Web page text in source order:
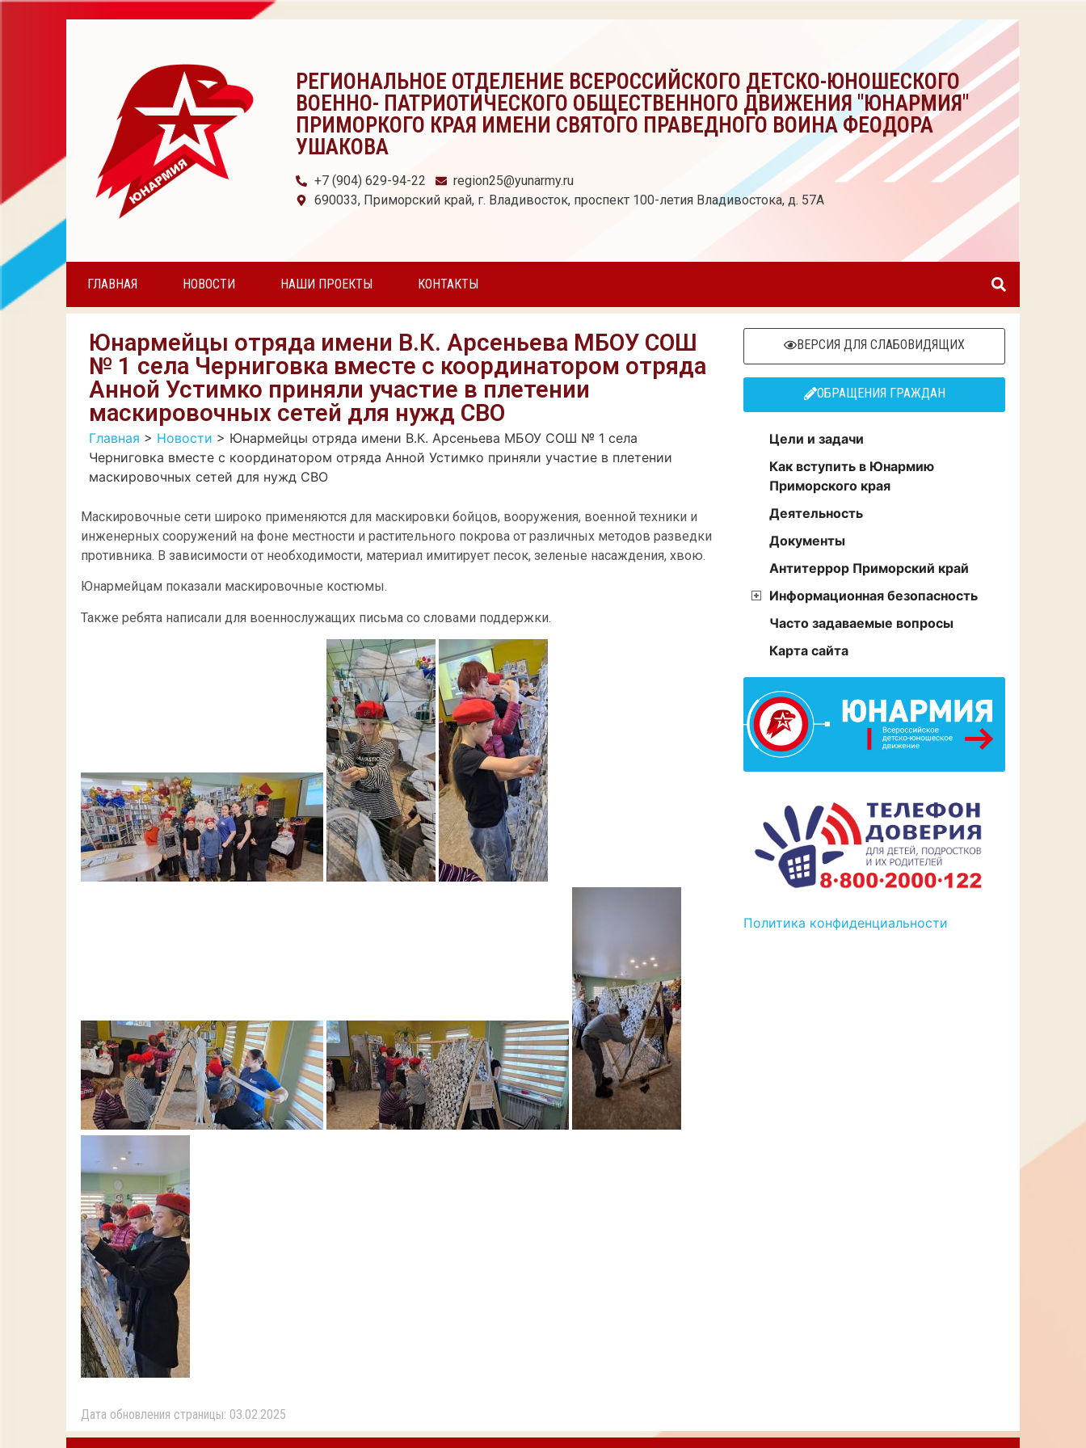
РЕГИОНАЛЬНОЕ ОТДЕЛЕНИЕ ВСЕРОССИЙСКОГО ДЕТСКО-ЮНОШЕСКОГО
ВОЕННО- ПАТРИОТИЧЕСКОГО ОБЩЕСТВЕННОГО ДВИЖЕНИЯ "ЮНАРМИЯ"
ПРИМОРКОГО КРАЯ ИМЕНИ СВЯТОГО ПРАВЕДНОГО ВОИНА ФЕОДОРА
УШАКОВА
+7 (904) 629-94-22
region25@yunarmy.ru
690033, Приморский край, г. Владивосток, проспект 100-летия Владивостока, д. 57А
ГЛАВНАЯ НОВОСТИ НАШИ ПРОЕКТЫ КОНТАКТЫ
Юнармейцы отряда имени В.К. Арсеньева МБОУ СОШ
№ 1 села Черниговка вместе с координатором отряда
Анной Устимко приняли участие в плетении
маскировочных сетей для нужд СВО
Главная > Новости > Юнармейцы отряда имени В.К. Арсеньева МБОУ СОШ № 1 села
Черниговка вместе с координатором отряда Анной Устимко приняли участие в плетении
маскировочных сетей для нужд СВО
Маскировочные сети широко применяются для маскировки бойцов, вооружения, военной техники и
инженерных сооружений на фоне местности и растительного покрова от различных методов разведки
противника. В зависимости от необходимости, материал имитирует песок, зеленые насаждения, хвою.
Юнармейцам показали маскировочные костюмы.
Также ребята написали для военнослужащих письма со словами поддержки.
Дата обновления страницы: 03.02.2025
ВЕРСИЯ ДЛЯ СЛАБОВИДЯЩИХ
ОБРАЩЕНИЯ ГРАЖДАН
Цели и задачи
Как вступить в Юнармию
Приморского края
Деятельность
Документы
Антитеррор Приморский край
Информационная безопасность
Часто задаваемые вопросы
Карта сайта
Политика конфиденциальности